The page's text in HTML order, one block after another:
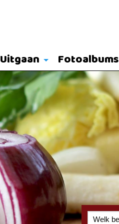
Uitgaan Fotoalbums